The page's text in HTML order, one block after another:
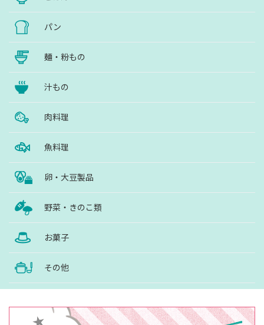
パン
麺・粉もの
汁もの
肉料理
魚料理
卵・大豆製品
野菜・きのこ類
お菓子
その他